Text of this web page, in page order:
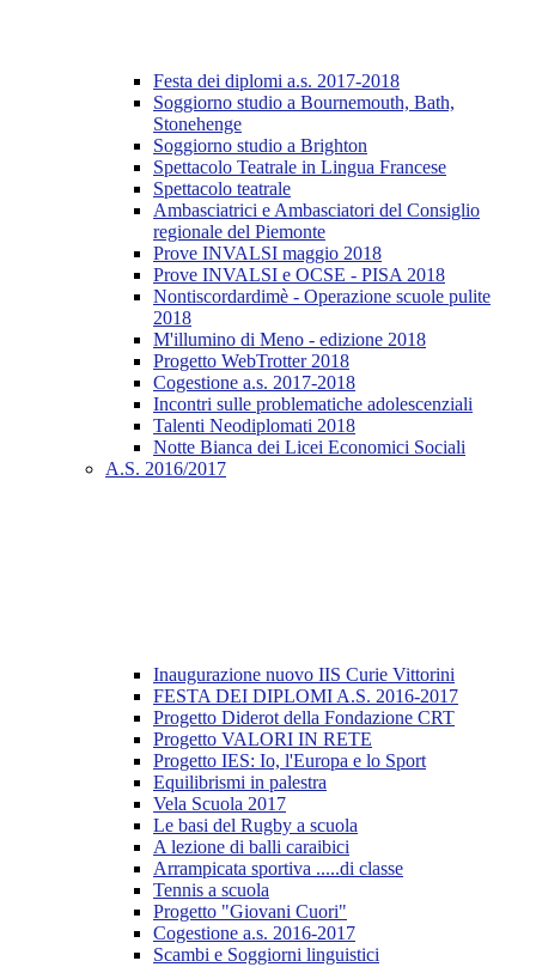
Festa dei diplomi a.s. 2017-2018
Soggiorno studio a Bournemouth, Bath,
Stonehenge
Soggiorno studio a Brighton
Spettacolo Teatrale in Lingua Francese
Spettacolo teatrale
Ambasciatrici e Ambasciatori del Consiglio
regionale del Piemonte
Prove INVALSI maggio 2018
Prove INVALSI e OCSE - PISA 2018
Nontiscordardimè - Operazione scuole pulite
2018
M'illumino di Meno - edizione 2018
Progetto WebTrotter 2018
Cogestione a.s. 2017-2018
Incontri sulle problematiche adolescenziali
Talenti Neodiplomati 2018
Notte Bianca dei Licei Economici Sociali
A.S. 2016/2017
Inaugurazione nuovo IIS Curie Vittorini
FESTA DEI DIPLOMI A.S. 2016-2017
Progetto Diderot della Fondazione CRT
Progetto VALORI IN RETE
Progetto IES: Io, l'Europa e lo Sport
Equilibrismi in palestra
Vela Scuola 2017
Le basi del Rugby a scuola
A lezione di balli caraibici
Arrampicata sportiva .....di classe
Tennis a scuola
Progetto "Giovani Cuori"
Cogestione a.s. 2016-2017
Scambi e Soggiorni linguistici